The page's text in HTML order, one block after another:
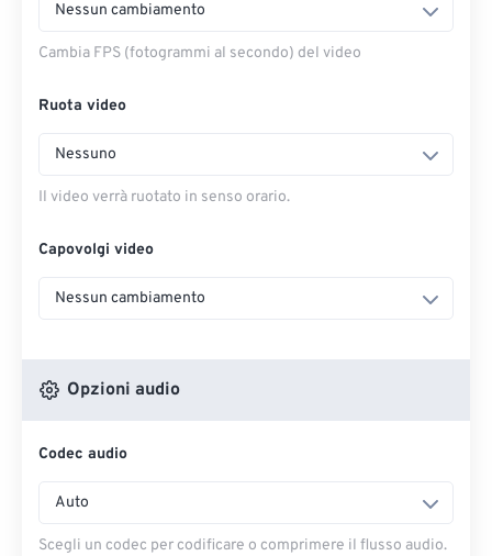
Nessun cambiamento
Cambia FPS (fotogrammi al secondo) del video
Ruota video
Nessuno
Il video verrà ruotato in senso orario.
Capovolgi video
Nessun cambiamento
Opzioni audio
Codec audio
Auto
Scegli un codec per codificare o comprimere il flusso audio.